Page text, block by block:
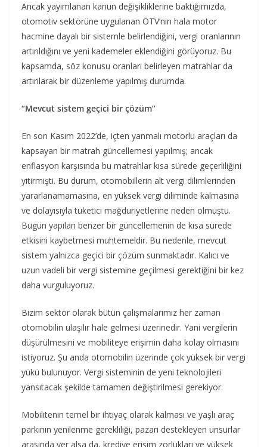
Ancak yayımlanan kanun değişikliklerine baktığımızda,
otomotiv sektörüne uygulanan ÖTV’nin hala motor
hacmine dayalı bir sistemle belirlendiğini, vergi oranlarının
artırıldığını ve yeni kademeler eklendiğini görüyoruz. Bu
kapsamda, söz konusu oranları belirleyen matrahlar da
artırılarak bir düzenleme yapılmış durumda.
“Mevcut sistem geçici bir çözüm”
En son Kasım 2022’de, içten yanmalı motorlu araçları da
kapsayan bir matrah güncellemesi yapılmış; ancak
enflasyon karşısında bu matrahlar kısa sürede geçerliliğini
yitirmişti. Bu durum, otomobillerin alt vergi dilimlerinden
yararlanamamasına, en yüksek vergi diliminde kalmasına
ve dolayısıyla tüketici mağduriyetlerine neden olmuştu.
Bugün yapılan benzer bir güncellemenin de kısa sürede
etkisini kaybetmesi muhtemeldir. Bu nedenle, mevcut
sistem yalnızca geçici bir çözüm sunmaktadır. Kalıcı ve
uzun vadeli bir vergi sistemine geçilmesi gerektiğini bir kez
daha vurguluyoruz.
Bizim sektör olarak bütün çalışmalarımız her zaman
otomobilin ulaşılır hale gelmesi üzerinedir. Yani vergilerin
düşürülmesini ve mobiliteye erişimin daha kolay olmasını
istiyoruz. Şu anda otomobilin üzerinde çok yüksek bir vergi
yükü bulunuyor. Vergi sisteminin de yeni teknolojileri
yansıtacak şekilde tamamen değiştirilmesi gerekiyor.
Mobilitenin temel bir ihtiyaç olarak kalması ve yaşlı araç
parkının yenilenme gerekliliği, pazarı destekleyen unsurlar
arasında yer alsa da, krediye erişim zorlukları ve yüksek